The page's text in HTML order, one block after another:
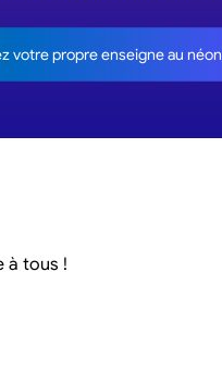
votre propre enseigne au néon
à tous !